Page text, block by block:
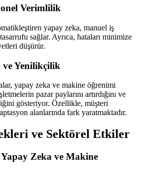
Verimlilik
yapay zeka, manuel iş
sağlar. Ayrıca, hataları minimize
düşürür.
ve Yenilikçilik
yapay zeka ve makine öğrenimi
pazar paylarını artırdığını ve
gösteriyor. Özellikle, müşteri
alanlarında fark yaratmaktadır.
ve Sektörel Etkiler
Zeka ve Makine